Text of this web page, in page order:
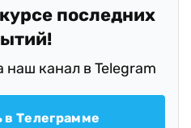
последних
канал в Telegram
в Телеграмме